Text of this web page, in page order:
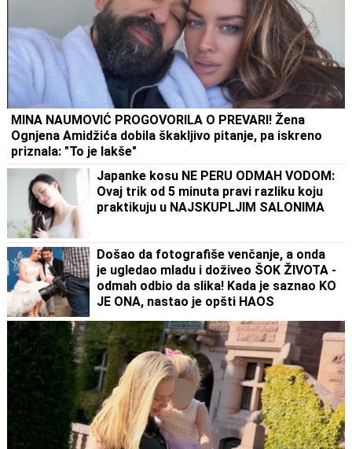
MINA NAUMOVIĆ PROGOVORILA O PREVARI! Žena
Ognjena Amidžića dobila škakljivo pitanje, pa iskreno
priznala: "To je lakše"
Japanke kosu NE PERU ODMAH VODOM:
Ovaj trik od 5 minuta pravi razliku koju
praktikuju u NAJSKUPLJIM SALONIMA
Došao da fotografiše venčanje, a onda
je ugledao mladu i doživeo ŠOK ŽIVOTA -
odmah odbio da slika! Kada je saznao KO
JE ONA, nastao je opšti HAOS